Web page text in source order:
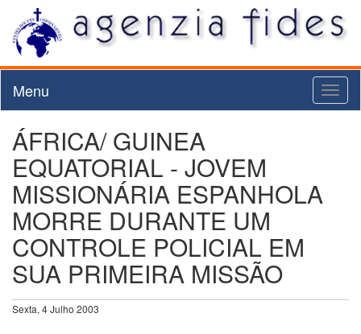
Menu
ÁFRICA/ GUINEA
EQUATORIAL - JOVEM
MISSIONÁRIA ESPANHOLA
MORRE DURANTE UM
CONTROLE POLICIAL EM
SUA PRIMEIRA MISSÃO
Sexta, 4 Julho 2003